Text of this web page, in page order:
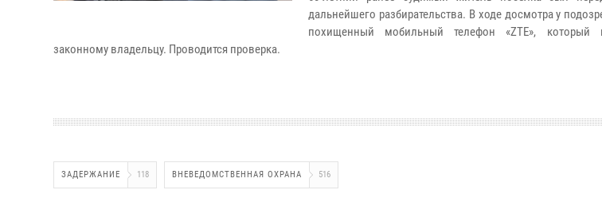
дальнейшего разбирательства. В ходе досмотра у
похищенный мобильный телефон «ZTE», который
законному владельцу. Проводится проверка.
ЗАДЕРЖАНИЕ 118 ВНЕВЕДОМСТВЕННАЯ ОХРАНА 516